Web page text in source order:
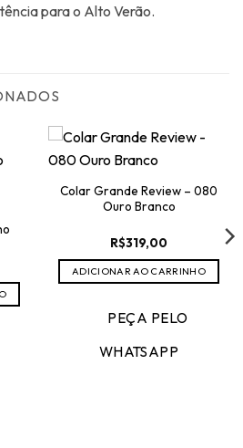
para o Alto Verão.
Colar Grande Review – 080
Ouro Branco
R$319,00
ADICIONAR AO CARRINHO
PEÇA PELO
WHATSAPP